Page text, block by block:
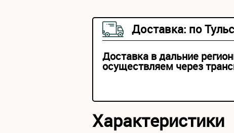
Доставка: по
Доставка в дальние
осуществляем через
Характеристики